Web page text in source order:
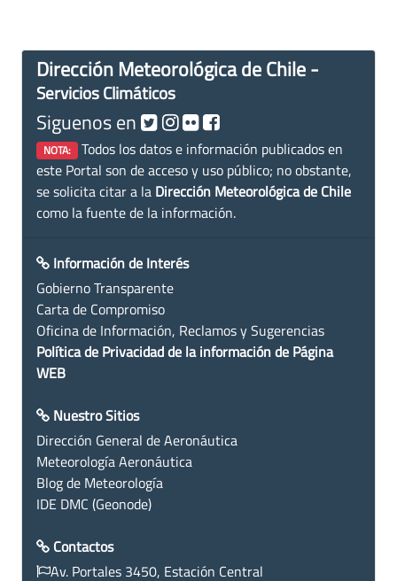
Dirección Meteorológica de Chile -
Servicios Climáticos
Siguenos en
NOTA: Todos los datos e información publicados en
este Portal son de acceso y uso público; no obstante,
se solicita citar a la Dirección Meteorológica de Chile
como la fuente de la información.
Información de Interés
Gobierno Transparente
Carta de Compromiso
Oficina de Información, Reclamos y Sugerencias
Política de Privacidad de la información de Página
WEB
Nuestro Sitios
Dirección General de Aeronáutica
Meteorología Aeronáutica
Blog de Meteorología
IDE DMC (Geonode)
Contactos
Av. Portales 3450, Estación Central